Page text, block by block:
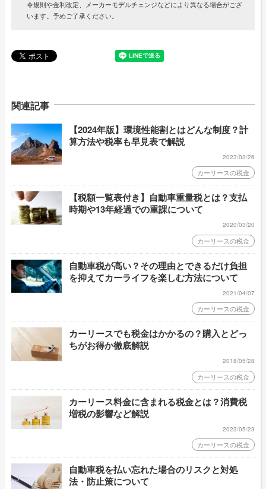
令規則や金利改定、メーカーモデルチェンジなどにより異なる場合がござ
います。予めご了承ください。
関連記事
【2024年版】環境性能割とはどんな制度？計
算方法や税率も早見表で解説
2023/03/26
カーリースの税金
【税額一覧表付き】自動車重量税とは？支払
時期や13年経過での重課について
2020/03/20
カーリースの税金
自動車税が高い？その理由とできるだけ負担
を抑えてカーライフを楽しむ方法について
2021/04/07
カーリースの税金
カーリースでも税金はかかるの？購入とどっ
ちがお得か徹底解説
2018/05/28
カーリースの税金
カーリース料金に含まれる税金とは？消費税
増税の影響など解説
2023/05/23
カーリースの税金
自動車税を払い忘れた場合のリスクと対処
法・防止策について